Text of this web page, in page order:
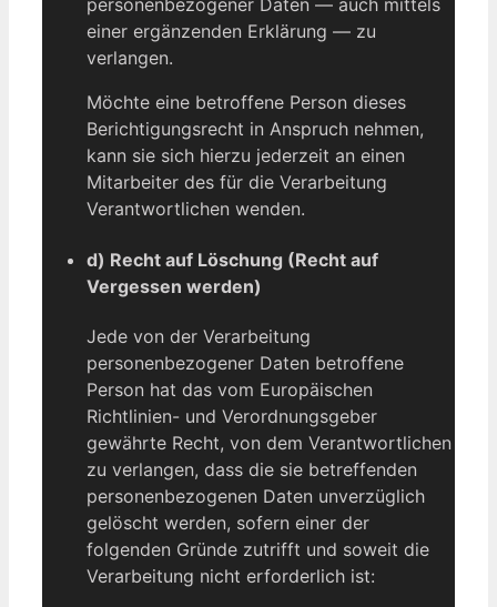
personenbezogener Daten — auch mittels
einer ergänzenden Erklärung — zu
verlangen.
Möchte eine betroffene Person dieses
Berichtigungsrecht in Anspruch nehmen,
kann sie sich hierzu jederzeit an einen
Mitarbeiter des für die Verarbeitung
Verantwortlichen wenden.
d) Recht auf Löschung (Recht auf
Vergessen werden)
Jede von der Verarbeitung
personenbezogener Daten betroffene
Person hat das vom Europäischen
Richtlinien- und Verordnungsgeber
gewährte Recht, von dem Verantwortlichen
zu verlangen, dass die sie betreffenden
personenbezogenen Daten unverzüglich
gelöscht werden, sofern einer der
folgenden Gründe zutrifft und soweit die
Verarbeitung nicht erforderlich ist: